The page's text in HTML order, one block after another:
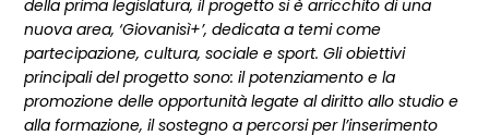
della prima legislatura, il progetto si è arricchito di una
nuova area, ‘Giovanisì+’, dedicata a temi come
partecipazione, cultura, sociale e sport. Gli obiettivi
principali del progetto sono: il potenziamento e la
promozione delle opportunità legate al diritto allo studio e
alla formazione, il sostegno a percorsi per l’inserimento